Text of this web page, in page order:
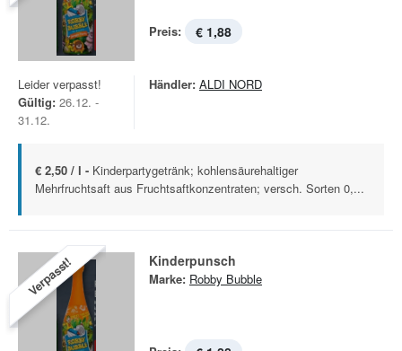
Preis: € 1,88
Leider verpasst!
Gültig: 26.12. -
31.12.
Händler: ALDI NORD
€ 2,50 / l - Kinderpartygetränk; kohlensäurehaltiger
Mehrfruchtsaft aus Fruchtsaftkonzentraten; versch. Sorten 0,...
Verpasst! Kinderpunsch
Marke: Robby Bubble